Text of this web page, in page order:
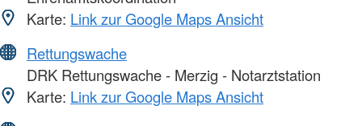
Karte: Link zur Google Maps Ansicht
Rettungswache
DRK Rettungswache - Merzig - Notarztstation
Karte: Link zur Google Maps Ansicht